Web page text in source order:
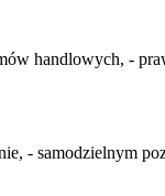
handlowych, -
- samodzielnym